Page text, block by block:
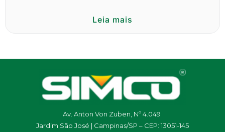
Leia mais
Av. Anton Von Zuben, Nº 4.049
Jardim São José | Campinas/SP – CEP: 13051-145